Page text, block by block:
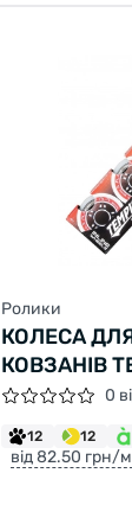
Ролики
КОЛЕСА
КОВЗАНІВ
70X24 84A0
12 12
від 82.50 грн/